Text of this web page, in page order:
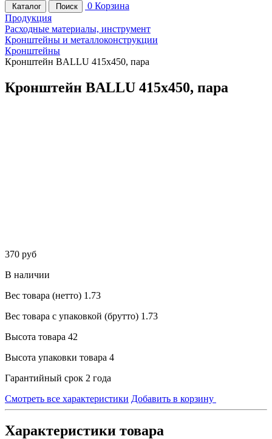
Каталог Поиск 0 Корзина
Продукция
Расходные материалы, инструмент
Кронштейны и металлоконструкции
Кронштейны
Кронштейн BALLU 415х450, пара
Кронштейн BALLU 415х450, пара
370 руб
В наличии
Вес товара (нетто) 1.73
Вес товара с упаковкой (брутто) 1.73
Высота товара 42
Высота упаковки товара 4
Гарантийный срок 2 года
Смотреть все характеристики Добавить в корзину
Характеристики товара